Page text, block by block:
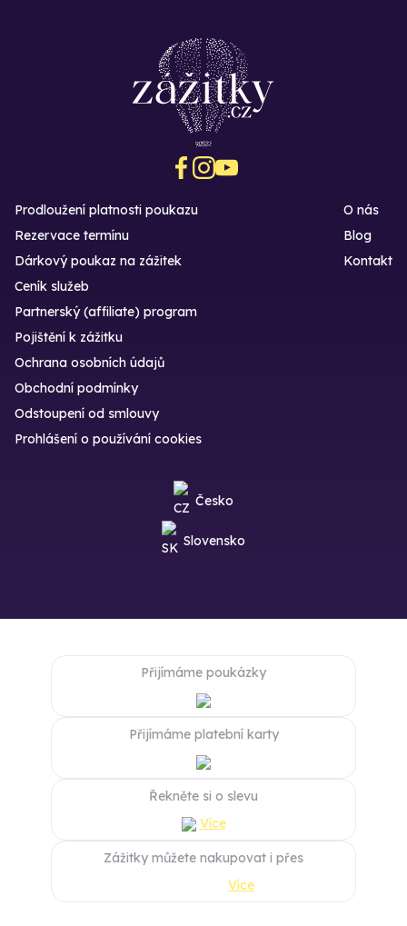
Prodloužení platnosti poukazu
Rezervace termínu
Dárkový poukaz na zážitek
O nás
Blog
Kontakt
Ceník služeb
Partnerský (affiliate) program
Pojištění k zážitku
Ochrana osobních údajů
Obchodní podmínky
Odstoupení od smlouvy
Prohlášení o používání cookies
Česko
Slovensko
Přijímáme poukázky
Přijímáme platební karty
Řekněte si o slevu
Více
Zážitky můžete nakupovat i přes
Více